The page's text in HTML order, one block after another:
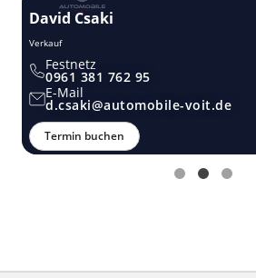
David Csaki
Verkauf
Festnetz
0961 381 762 95
E-Mail
d.csaki@automobile-voit.de
Termin buchen